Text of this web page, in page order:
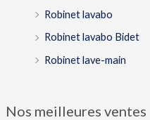
Robinet lavabo
Robinet lavabo Bidet
Robinet lave-main
Nos meilleures ventes